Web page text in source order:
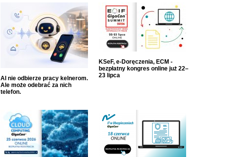
AI nie odbierze pracy kelnerom.
Ale może odebrać za nich
telefon.
KSeF, e-Doręczenia, ECM -
bezpłatny kongres online już 22–
23 lipca